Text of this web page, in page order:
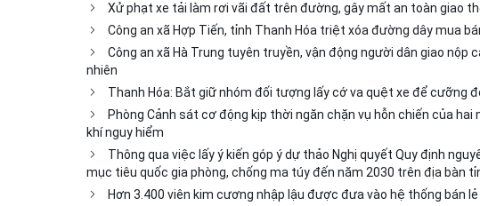
Xử phạt xe tải làm rơi vãi đất trên đường, gây mất an toàn giao
Công an xã Hợp Tiến, tỉnh Thanh Hóa triệt xóa đường dây mua
Công an xã Hà Trung tuyên truyền, vận động người dân giao
nhiên
Thanh Hóa: Bắt giữ nhóm đối tượng lấy cớ va quệt xe để cưỡng
Phòng Cảnh sát cơ động kịp thời ngăn chặn vụ hỗn chiến của
khí nguy hiểm
Thông qua việc lấy ý kiến góp ý dự thảo Nghị quyết Quy định
mục tiêu quốc gia phòng, chống ma túy đến năm 2030 trên địa bàn
Hơn 3.400 viên kim cương nhập lậu được đưa vào hệ thống bán lẻ